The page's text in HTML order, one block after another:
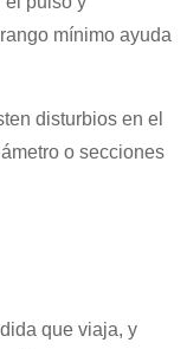
mínimo ayuda
disturbios en el
o secciones
que viaja, y